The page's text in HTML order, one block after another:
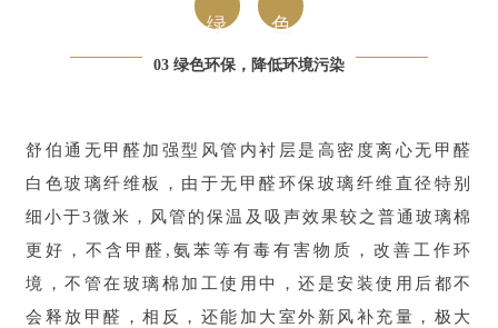
绿 色
03 绿色环保，降低环境污染
舒伯通无甲醛加强型风管内衬层是高密度离心无甲醛
白色玻璃纤维板，由于无甲醛环保玻璃纤维直径特别
细小于3微米，风管的保温及吸声效果较之普通玻璃棉
更好，不含甲醛,氨苯等有毒有害物质，改善工作环
境，不管在玻璃棉加工使用中，还是安装使用后都不
会释放甲醛，相反，还能加大室外新风补充量，极大